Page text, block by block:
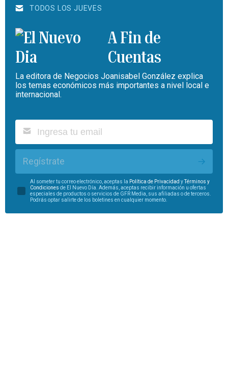
TODOS LOS JUEVES
A Fin de
Cuentas
La editora de Negocios Joanisabel González explica
los temas económicos más importantes a nivel local e
internacional.
Regístrate
Al someter tu correo electrónico, aceptas la Política de Privacidad yTérminos y
Condiciones de El Nuevo Día. Además, aceptas recibir información u ofertas
especiales de productos o servicios de GFR Media, sus afiliadas o de terceros.
Podrás optar salirte de los boletines en cualquier momento.